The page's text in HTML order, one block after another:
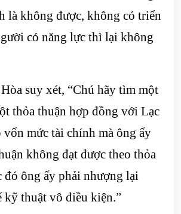
là không được, không có triển
có năng lực thì lại không
suy xét, “Chú hãy tìm một
thỏa thuận hợp đồng với Lạc
mức tài chính mà ông ấy
không đạt được theo thỏa
đó ông ấy phải nhượng lại
kỹ thuật vô điều kiện.”